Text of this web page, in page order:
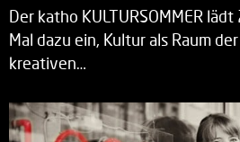
Der katho KULTURSOMMER
Mal dazu ein, Kultur als Raum
kreativen…